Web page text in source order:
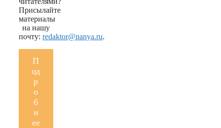
Присылайте
материалы
на нашу
почту: redaktor@nanya.ru.
П
од
р
о
б
н
ее